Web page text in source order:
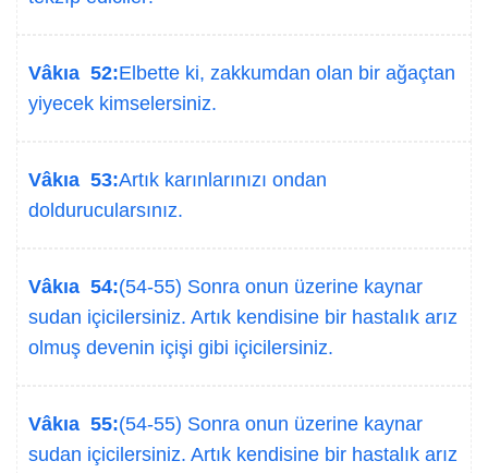
Vâkıa 52:Elbette ki, zakkumdan olan bir ağaçtan
yiyecek kimselersiniz.
Vâkıa 53:Artık karınlarınızı ondan
doldurucularsınız.
Vâkıa 54:(54-55) Sonra onun üzerine kaynar
sudan içicilersiniz. Artık kendisine bir hastalık arız
olmuş devenin içişi gibi içicilersiniz.
Vâkıa 55:(54-55) Sonra onun üzerine kaynar
sudan içicilersiniz. Artık kendisine bir hastalık arız